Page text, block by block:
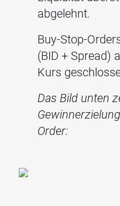
abgelehnt.
Buy-Stop-
(BID + Spread)
Kurs
Das Bild unten
Order: